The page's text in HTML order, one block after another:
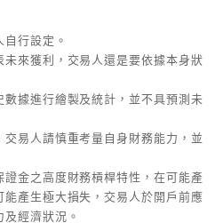
行設定。
來獲利，交易人還是要依據本身狀
據進行繪製及統計，並不具預測未
易人請慎重考量自身財務能力，並
金之高度財務槓桿特性，在可能產
能產生極大損失，交易人於開戶前應
經濟狀況。